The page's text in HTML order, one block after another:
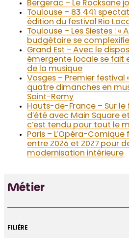
Bergerac – Le Rocksane
Toulouse – 83 441
édition du festival Rio
Toulouse – Les Siestes : «
budgétaire se complexifie
Grand Est – Avec le
émergente locale se fait
de la musique
Vosges – Premier festival
quatre dimanches en
Saint-Remy
Hauts-de-France – Sur
d’été avec Main Square
c’est tendu pour tout le
Paris – L’Opéra-
entre 2026 et 2027 pour
modernisation intérieure
Métier
FILIÈRE